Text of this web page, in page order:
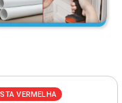
VERMELHA